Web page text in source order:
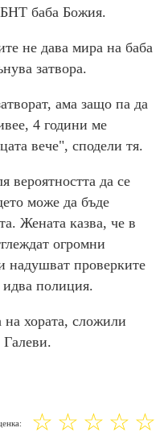
баба Божия.
не дава мира на баба
затвора.
ама защо па да
4 години ме
вече", сподели тя.
вероятността да се
може да бъде
Жената казва, че в
огромни
надушват проверките
идва полиция.
хората, сложили
Галеви.
☆
☆
☆
☆
☆